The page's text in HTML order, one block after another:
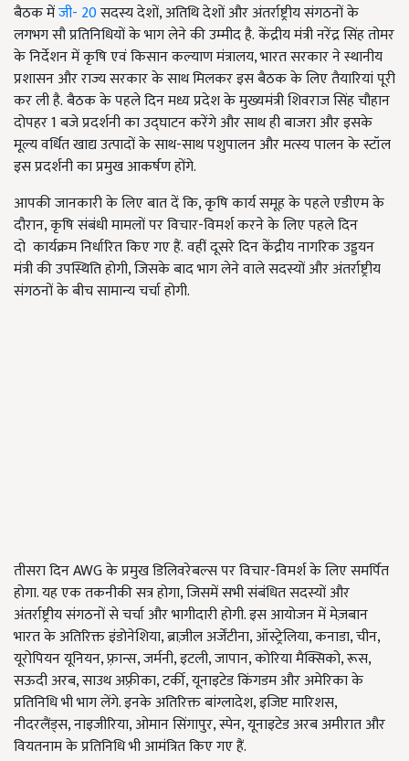
बैठक मेंजी- 20सदस्य देशों, अतिथि देशों और अंतर्राष्ट्रीय संगठनों के
लगभग सौ प्रतिनिधियों के भाग लेने की उम्मीद है. केंद्रीय मंत्री नरेंद्र सिंह तोमर
के निर्देशन में कृषि एवं किसान कल्याण मंत्रालय, भारत सरकार ने स्थानीय
प्रशासन और राज्य सरकार के साथ मिलकर इस बैठक के लिए तैयारियां पूरी
कर ली है. बैठक के पहले दिन मध्य प्रदेश के मुख्यमंत्री शिवराज सिंह चौहान
दोपहर 1 बजे प्रदर्शनी का उद्घाटन करेंगे और साथ ही बाजरा और इसके
मूल्य वर्धित खाद्य उत्पादों के साथ-साथ पशुपालन और मत्स्य पालन के स्टॉल
इस प्रदर्शनी का प्रमुख आकर्षण होंगे.
आपकी जानकारी के लिए बात दें कि, कृषि कार्य समूह के पहले एडीएम के
दौरान, कृषि संबंधी मामलों पर विचार-विमर्श करने के लिए पहले दिन
दो कार्यक्रम निर्धारित किए गए हैं. वहीं दूसरे दिन केंद्रीय नागरिक उड्डयन
मंत्री की उपस्थिति होगी, जिसके बाद भाग लेने वाले सदस्यों और अंतर्राष्ट्रीय
संगठनों के बीच सामान्य चर्चा होगी.
तीसरा दिन AWG के प्रमुख डिलिवरेबल्स पर विचार-विमर्श के लिए समर्पित
होगा. यह एक तकनीकी सत्र होगा, जिसमें सभी संबंधित सदस्यों और
अंतर्राष्ट्रीय संगठनों से चर्चा और भागीदारी होगी. इस आयोजन में मेज़बान
भारत के अतिरिक्त इंडोनेशिया, ब्राज़ील अर्जेंटीना, ऑस्ट्रेलिया, कनाडा, चीन,
यूरोपियन यूनियन, फ़्रान्स, जर्मनी, इटली, जापान, कोरिया मैक्सिको, रूस,
सऊदी अरब, साउथ अफ़्रीका, टर्की, यूनाइटेड किंगडम और अमेरिका के
प्रतिनिधि भी भाग लेंगे. इनके अतिरिक्त बांग्लादेश, इजिप्ट मारिशस,
नीदरलैंड्स, नाइजीरिया, ओमान सिंगापुर, स्पेन, यूनाइटेड अरब अमीरात और
वियतनाम के प्रतिनिधि भी आमंत्रित किए गए हैं.